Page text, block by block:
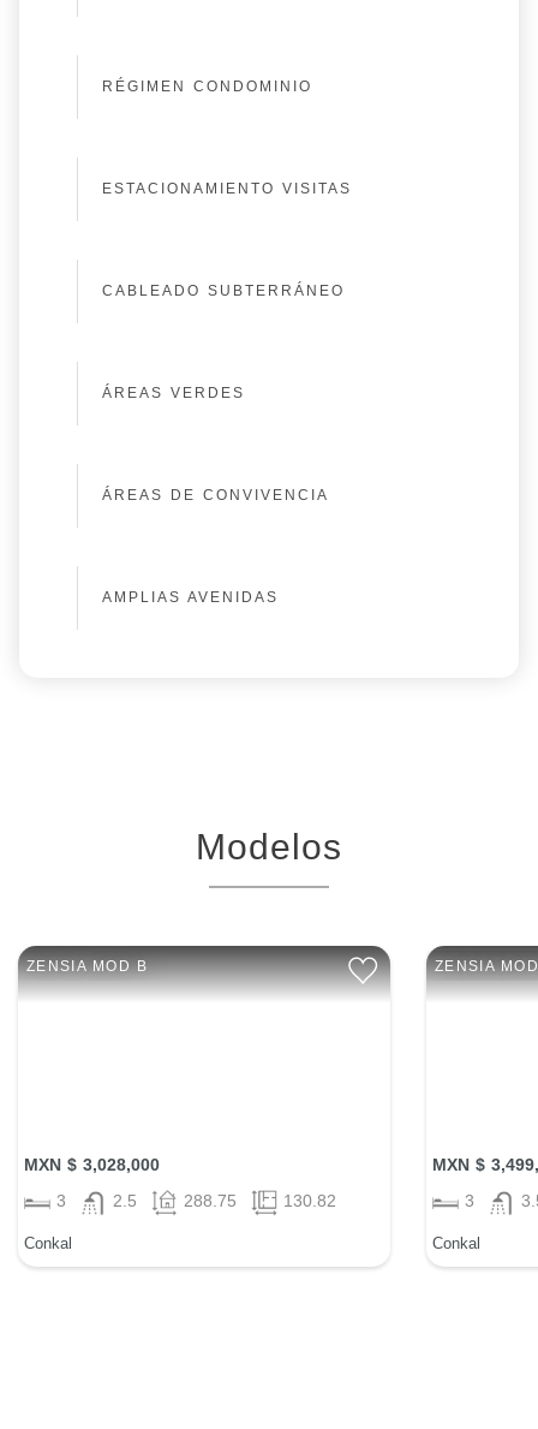
RÉGIMEN CONDOMINIO
ESTACIONAMIENTO VISITAS
CABLEADO SUBTERRÁNEO
ÁREAS VERDES
ÁREAS DE CONVIVENCIA
AMPLIAS AVENIDAS
Modelos
ZENSIA MOD B
MXN $ 3,028,000
3
2.5 288.75 130.82
Conkal
ZENSIA
MXN $
3
Conkal